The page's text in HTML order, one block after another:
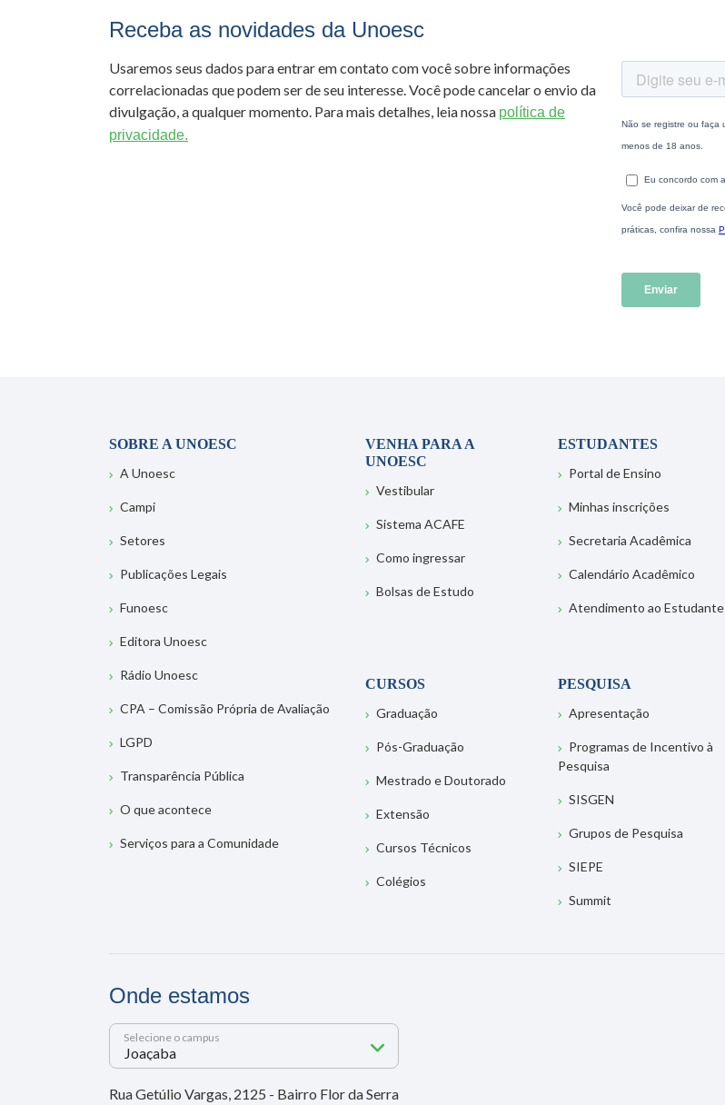
Receba as novidades da Unoesc
Usaremos seus dados para entrar em contato com você sobre informações
correlacionadas que podem ser de seu interesse. Você pode cancelar o envio da
divulgação, a qualquer momento. Para mais detalhes, leia nossa política de
privacidade.
SOBRE A UNOESC
A Unoesc
Campi
Setores
Publicações Legais
Funoesc
Editora Unoesc
Rádio Unoesc
CPA – Comissão Própria de Avaliação
LGPD
Transparência Pública
O que acontece
Serviços para a Comunidade
VENHA PARA A
UNOESC
Vestibular
Sistema ACAFE
Como ingressar
Bolsas de Estudo
ESTUDANTES
Portal de Ensino
Minhas inscrições
Secretaria Acadêmica
Calendário Acadêmico
Atendimento ao Estudante
CURSOS
Graduação
Pós-Graduação
Mestrado e Doutorado
Extensão
Cursos Técnicos
Colégios
PESQUISA
Apresentação
Programas de Incentivo à
Pesquisa
SISGEN
Grupos de Pesquisa
SIEPE
Summit
Onde estamos
Selecione o campus
Rua Getúlio Vargas, 2125 - Bairro Flor da Serra